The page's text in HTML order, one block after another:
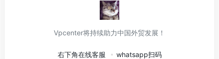
Vpcenter将持续助力中国外贸发展！
右下角在线客服 whatsapp扫码